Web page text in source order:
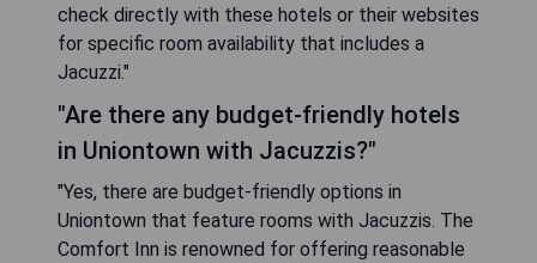
check directly with these hotels or their websites
for specific room availability that includes a
Jacuzzi."
"Are there any budget-friendly hotels
in Uniontown with Jacuzzis?"
"Yes, there are budget-friendly options in
Uniontown that feature rooms with Jacuzzis. The
Comfort Inn is renowned for offering reasonable